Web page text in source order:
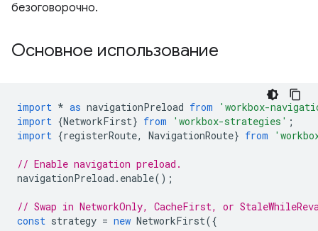
безоговорочно.
Основное использование
import * as navigationPreload from
'workbox-
import {NetworkFirst} from 'workbox-strategies' ;
import {registerRoute, NavigationRoute} from
// Enable navigation preload.
navigationPreload . enable();
// Swap in NetworkOnly, CacheFirst, or
const strategy = new NetworkFirst({